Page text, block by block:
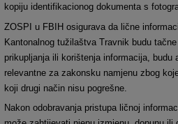
kopiju identifikacionog dokumenta s
ZOSPI u FBIH osigurava da lične
Kantonalnog tužilaštva Travnik budu tač
prikupljanja ili korištenja informacija, budu
relevantne za zakonsku namjenu zbog
koji drugi način nisu pogrešne.
Nakon odobravanja pristupa ličnoj